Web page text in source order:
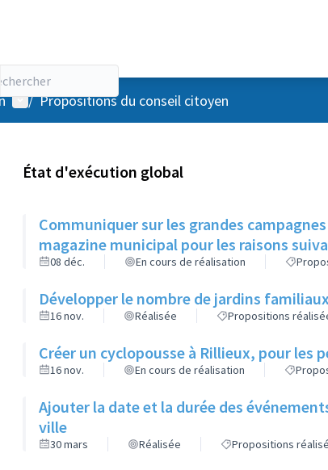
Menu utilisateur
/ Propositions du conseil citoyen
État d'exécution global
Communiquer sur les grandes
magazine municipal pour les raisons
08 déc. En cours de réalisation
Développer le nombre de jardins familiaux
16 nov. Réalisée Propositions
Créer un cyclopousse à Rillieux, pour les
16 nov. En cours de réalisation
Ajouter la date et la durée des
ville
30 mars Réalisée Propositions